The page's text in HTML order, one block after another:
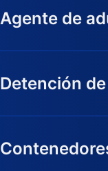
Agente de
Detención